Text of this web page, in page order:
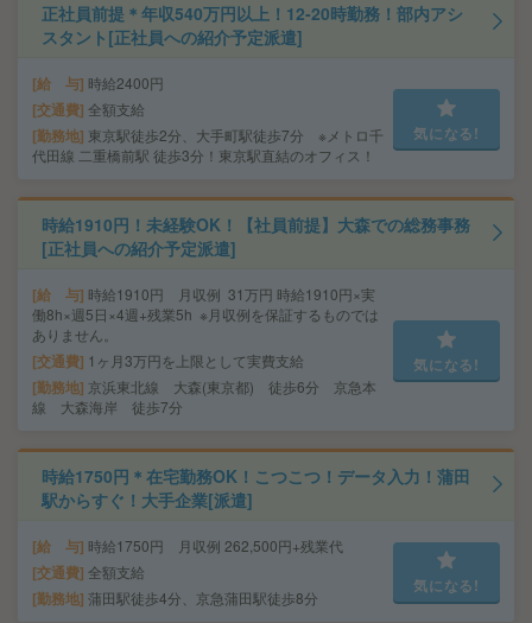
正社員前提＊年収540万円以上！12-20時勤務！部内アシ
スタント[正社員への紹介予定派遣]
給 与 時給2400円
交通費 全額支給
勤務地 東京駅徒歩2分、大手町駅徒歩7分 ※メトロ千
代田線 二重橋前駅 徒歩3分！東京駅直結のオフィス！
気になる!
時給1910円！未経験OK！【社員前提】大森での総務事務
[正社員への紹介予定派遣]
給 与 時給1910円 月収例 31万円 時給1910円×実
働8h×週5日×4週+残業5h ※月収例を保証するものでは
ありません。
交通費 1ヶ月3万円を上限として実費支給
勤務地 京浜東北線 大森(東京都) 徒歩6分 京急本
線 大森海岸 徒歩7分
気になる!
時給1750円＊在宅勤務OK！こつこつ！データ入力！蒲田
駅からすぐ！大手企業[派遣]
給 与 時給1750円 月収例 262,500円+残業代
交通費 全額支給
勤務地 蒲田駅徒歩4分、京急蒲田駅徒歩8分
気になる!